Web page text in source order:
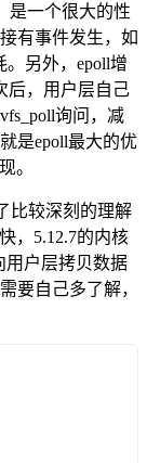
是一个很大的性
有事件发生，如
。另外，epoll增
后，用户层自己
询问，减
是epoll最大的优
。
比较深刻的理解
，5.12.7的内核
用户层拷贝数据
要自己多了解，